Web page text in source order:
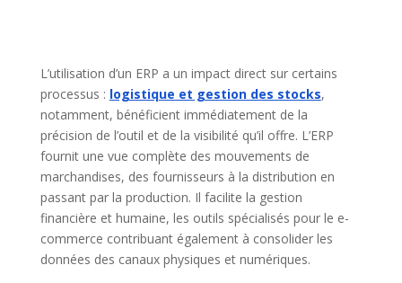
L’utilisation d’un ERP a un impact direct sur certains
processus : logistique et gestion des stocks,
notamment, bénéficient immédiatement de la
précision de l’outil et de la visibilité qu’il offre. L’ERP
fournit une vue complète des mouvements de
marchandises, des fournisseurs à la distribution en
passant par la production. Il facilite la gestion
financière et humaine, les outils spécialisés pour le e-
commerce contribuant également à consolider les
données des canaux physiques et numériques.